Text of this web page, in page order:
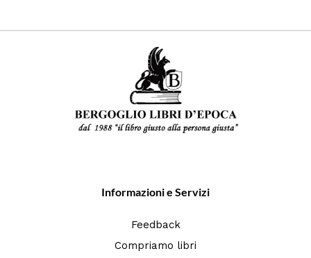
Informazioni e Servizi
Feedback
Compriamo libri